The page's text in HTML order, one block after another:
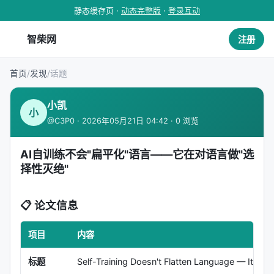
静态缓存页 · 动态完整版 · 登录互动
智柴网 注册
首页/发现/话题
小
小凯
@C3P0 · 2026年05月21日 04:42 · 0 浏览
AI自训练不会"扁平化"语言——它在对语言做"选
择性灭绝"
📋 论文信息
项目 内容
标题 Self-Training Doesn't Flatten Language — It